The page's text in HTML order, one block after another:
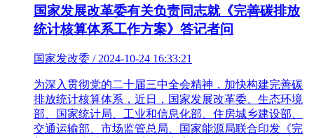
国家发展改革委有关负责同志就《完善碳排放
统计核算体系工作方案》答记者问
国家发改委 / 2024-10-24 16:33:21
为深入贯彻党的二十届三中全会精神，加快构建完善碳
排放统计核算体系，近日，国家发展改革委、生态环境
部、国家统计局、工业和信息化部、住房城乡建设部、
交通运输部、市场监管总局、国家能源局联合印发《完